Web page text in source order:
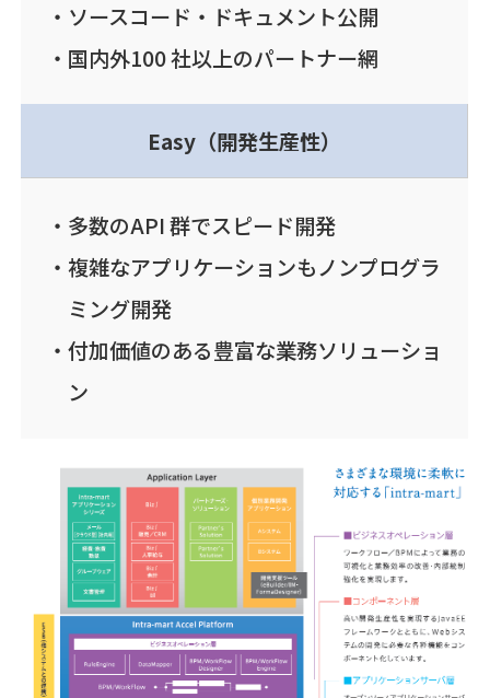
ソースコード・ドキュメント公開
国内外100 社以上のパートナー網
Easy（開発生産性）
多数のAPI 群でスピード開発
複雑なアプリケーションもノンプログラ
ミング開発
付加価値のある豊富な業務ソリューショ
ン